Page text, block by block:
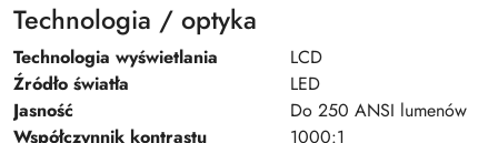
Technologia / optyka
Technologia wyświetlania
LCD
Źródło światła
LED
Jasność
Do 250 ANSI lumenów
Współczynnik kontrastu
1000:1